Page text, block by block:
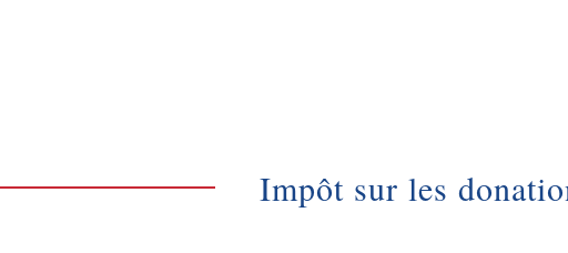
Impôt sur les